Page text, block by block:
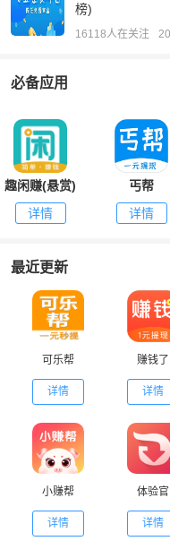
榜)
16118人在关注
必备应用
趣闲赚(悬赏)
详情
丐帮
详情
最近更新
可乐帮
详情
赚钱了
详情
小赚帮
详情
体验官
详情